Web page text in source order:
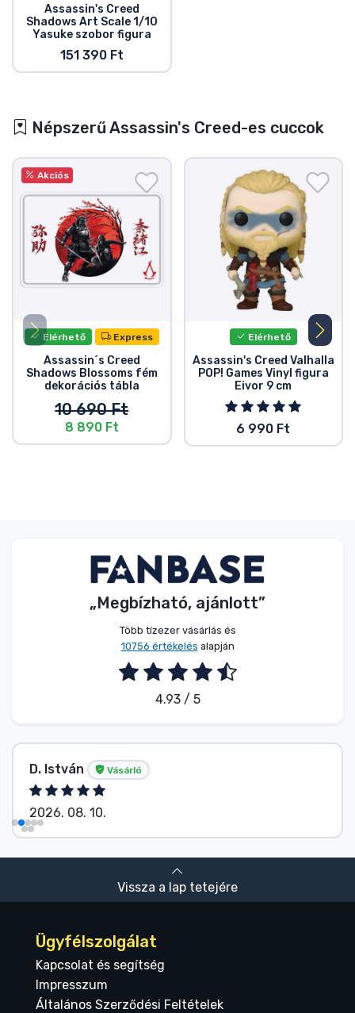
Assassin's Creed
Shadows Art Scale 1/10
Yasuke szobor figura
151 390 Ft
Népszerű Assassin's Creed-es cuccok
Akciós
Elérhető Express
Assassin´s Creed
Shadows Blossoms fém
dekorációs tábla
10 690 Ft
8 890 Ft
Elérhető
Assassin's Creed Valhalla
POP! Games Vinyl figura
Eivor 9 cm
6 990 Ft
„Megbízható, ajánlott”
Több tízezer vásárlás és
10756 értékelés alapján
4.93 / 5
D. István Vásárló
2026. 08. 10.
Vissza a lap tetejére
Ügyfélszolgálat
Kapcsolat és segítség
Impresszum
Általános Szerződési Feltételek